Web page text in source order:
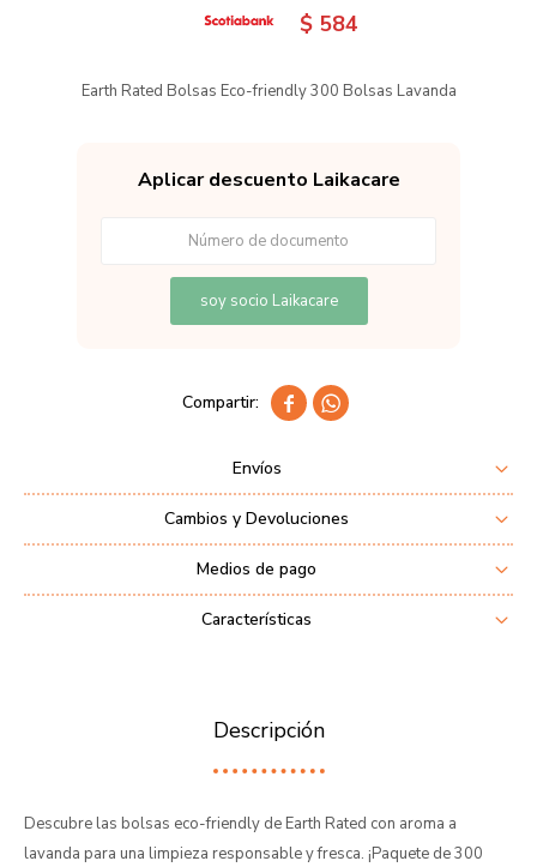
$ 584
Earth Rated Bolsas Eco-friendly 300 Bolsas Lavanda
Aplicar descuento Laikacare
soy socio Laikacare
 
Envíos
Cambios y Devoluciones
Medios de pago
Características
Descripción
Descubre las bolsas eco-friendly de Earth Rated con aroma a
lavanda para una limpieza responsable y fresca. ¡Paquete de 300